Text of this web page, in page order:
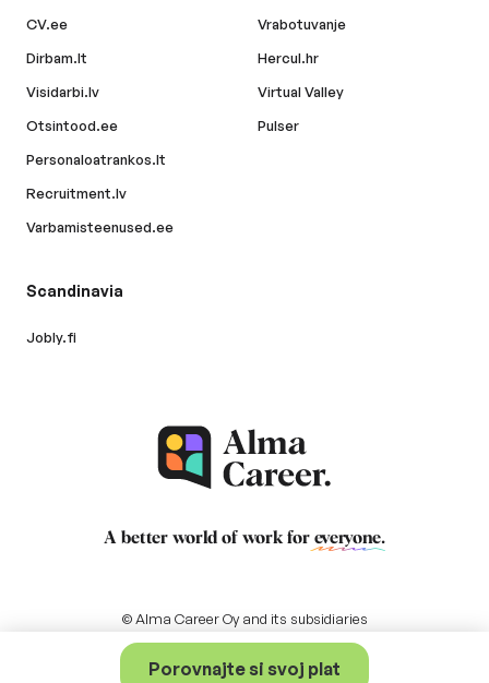
Porovnajte si svoj plat
CV.ee
Dirbam.lt
Visidarbi.lv
Otsintood.ee
Personaloatrankos.lt
Recruitment.lv
Varbamisteenused.ee
Vrabotuvanje
Hercul.hr
Virtual Valley
Pulser
Scandinavia
Jobly.fi
A better world of work for everyone.
© Alma Career Oy and its subsidiaries